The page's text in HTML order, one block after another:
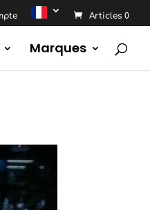
Articles 0
Marques